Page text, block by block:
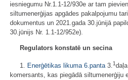
iesniegumu Nr.1.1-12/930e ar tam
siltumenerģijas apgādes pakalpojumu
dokumentus un 2021.gada 30.jūnijā
30.jūnijs Nr. 1.1-12/952e).
Regulators konstatē un secina
1. Enerģētikas likuma 6.panta3.1
komersants, kas piegādā siltumenerģiju